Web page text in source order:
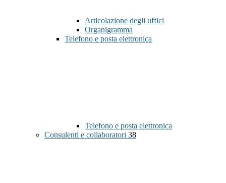
Articolazione degli uffici
Organigramma
Telefono e posta elettronica
Telefono e posta elettronica
Consulenti e collaboratori 38